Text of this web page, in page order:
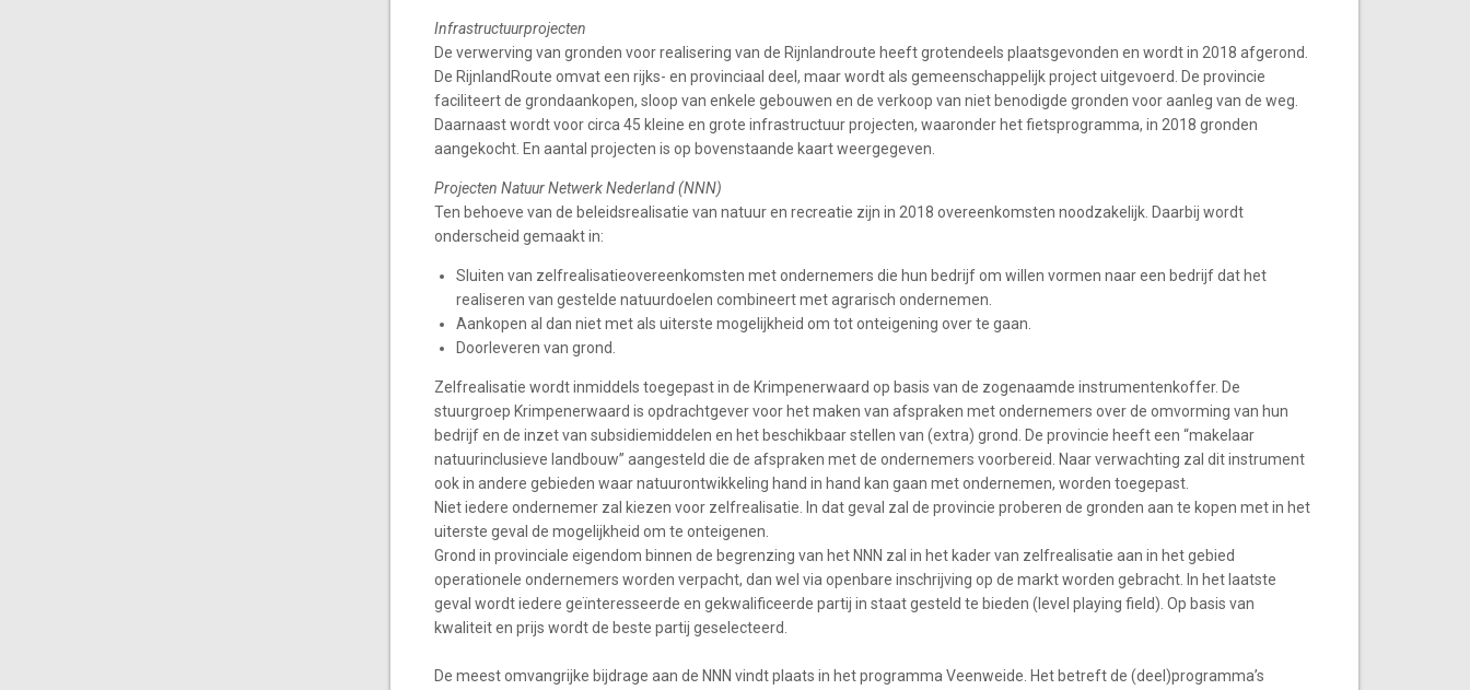
Infrastructuurprojecten
De verwerving van gronden voor realisering van de Rijnlandroute heeft grotendeels plaatsgevonden en wordt in 2018 afgerond.
De RijnlandRoute omvat een rijks- en provinciaal deel, maar wordt als gemeenschappelijk project uitgevoerd. De provincie
faciliteert de grondaankopen, sloop van enkele gebouwen en de verkoop van niet benodigde gronden voor aanleg van de weg.
Daarnaast wordt voor circa 45 kleine en grote infrastructuur projecten, waaronder het fietsprogramma, in 2018 gronden
aangekocht. En aantal projecten is op bovenstaande kaart weergegeven.
Projecten Natuur Netwerk Nederland (NNN)
Ten behoeve van de beleidsrealisatie van natuur en recreatie zijn in 2018 overeenkomsten noodzakelijk. Daarbij wordt
onderscheid gemaakt in:
Sluiten van zelfrealisatieovereenkomsten met ondernemers die hun bedrijf om willen vormen naar een bedrijf dat het
realiseren van gestelde natuurdoelen combineert met agrarisch ondernemen.
Aankopen al dan niet met als uiterste mogelijkheid om tot onteigening over te gaan.
Doorleveren van grond.
Zelfrealisatie wordt inmiddels toegepast in de Krimpenerwaard op basis van de zogenaamde instrumentenkoffer. De
stuurgroep Krimpenerwaard is opdrachtgever voor het maken van afspraken met ondernemers over de omvorming van hun
bedrijf en de inzet van subsidiemiddelen en het beschikbaar stellen van (extra) grond. De provincie heeft een “makelaar
natuurinclusieve landbouw” aangesteld die de afspraken met de ondernemers voorbereid. Naar verwachting zal dit instrument
ook in andere gebieden waar natuurontwikkeling hand in hand kan gaan met ondernemen, worden toegepast.
Niet iedere ondernemer zal kiezen voor zelfrealisatie. In dat geval zal de provincie proberen de gronden aan te kopen met in het
uiterste geval de mogelijkheid om te onteigenen.
Grond in provinciale eigendom binnen de begrenzing van het NNN zal in het kader van zelfrealisatie aan in het gebied
operationele ondernemers worden verpacht, dan wel via openbare inschrijving op de markt worden gebracht. In het laatste
geval wordt iedere geïnteresseerde en gekwalificeerde partij in staat gesteld te bieden (level playing field). Op basis van
kwaliteit en prijs wordt de beste partij geselecteerd.
De meest omvangrijke bijdrage aan de NNN vindt plaats in het programma Veenweide. Het betreft de (deel)programma’s